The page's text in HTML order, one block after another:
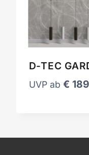
D-TEC
UVP ab €